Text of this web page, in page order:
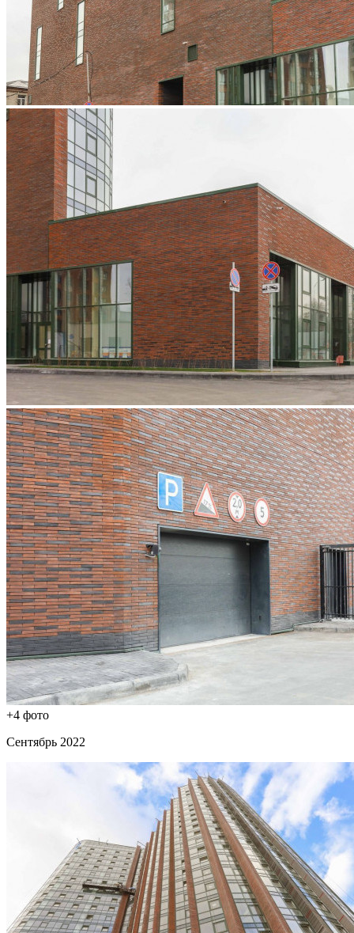
+4 фото
Сентябрь 2022